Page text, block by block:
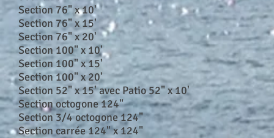
Section 76" x 10'
Section 76" x 15'
Section 76" x 20'
Section 100" x 10'
Section 100" x 15'
Section 100" x 20'
Section 52" x 15' avec Patio 52" x 10'
Section octogone 124"
Section 3/4 octogone 124"
Section carrée 124" x 124"